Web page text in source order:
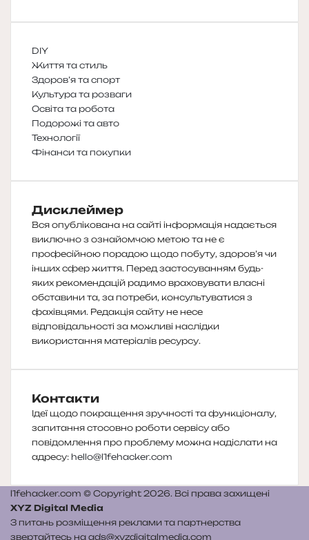
DIY
Життя та стиль
Здоров’я та спорт
Культура та розваги
Освіта та робота
Подорожі та авто
Технології
Фінанси та покупки
Дисклеймер
Вся опублікована на сайті інформація надається
виключно з ознайомчою метою та не є
професійною порадою щодо побуту, здоров’я чи
інших сфер життя. Перед застосуванням будь-
яких рекомендацій радимо враховувати власні
обставини та, за потреби, консультуватися з
фахівцями. Редакція сайту не несе
відповідальності за можливі наслідки
використання матеріалів ресурсу.
Контакти
Ідеї щодо покращення зручності та функціоналу,
запитання стосовно роботи сервісу або
повідомлення про проблему можна надіслати на
адресу: hello@l1fehacker.com
l1fehacker.com © Copyright 2026. Всі права захищені
XYZ Digital Media
З питань розміщення реклами та партнерства
звертайтесь на ads@xyzdigitalmedia.com